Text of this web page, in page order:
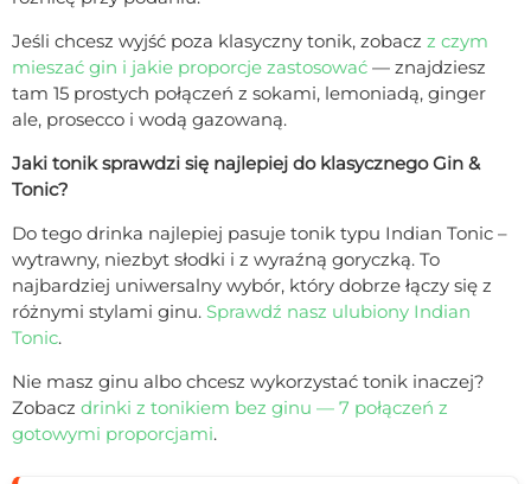
Jeśli chcesz wyjść poza klasyczny tonik, zobacz z czym
mieszać gin i jakie proporcje zastosować — znajdziesz
tam 15 prostych połączeń z sokami, lemoniadą, ginger
ale, prosecco i wodą gazowaną.
Jaki tonik sprawdzi się najlepiej do klasycznego Gin &
Tonic?
Do tego drinka najlepiej pasuje tonik typu Indian Tonic –
wytrawny, niezbyt słodki i z wyraźną goryczką. To
najbardziej uniwersalny wybór, który dobrze łączy się z
różnymi stylami ginu. Sprawdź nasz ulubiony Indian
Tonic.
Nie masz ginu albo chcesz wykorzystać tonik inaczej?
Zobacz drinki z tonikiem bez ginu — 7 połączeń z
gotowymi proporcjami.